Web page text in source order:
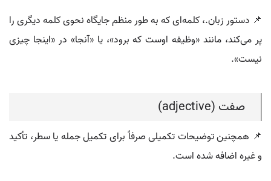
📌 دستور زبان.، کلمه‌ای که به طور منظم جایگاه نحوی کلمه دیگری را
پر می‌کند، مانند «وظیفه اوست که برود»، یا «آنجا» در «اینجا چیزی
نیست».
صفت (adjective)
📌 همچنین توضیحات تکمیلی صرفاً برای تکمیل جمله یا سطر، تأکید
و غیره اضافه شده است.